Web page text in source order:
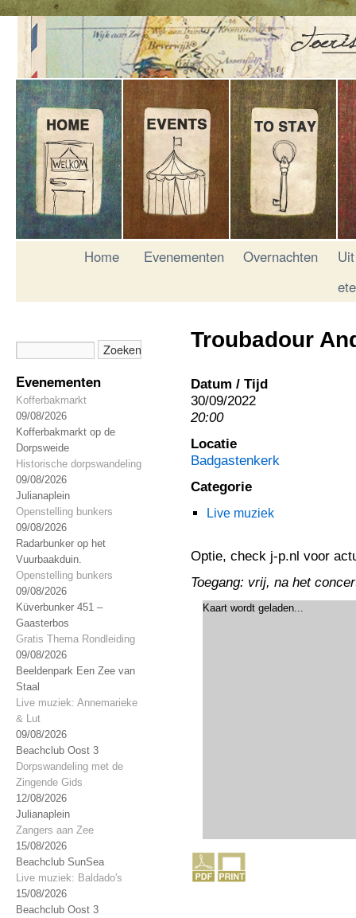
Home Evenementen Overnachten
Uit
Evenementen
Kofferbakmarkt
09/08/2026
Kofferbakmarkt op de
Dorpsweide
Historische dorpswandeling
09/08/2026
Julianaplein
Openstelling bunkers
09/08/2026
Radarbunker op het
Vuurbaakduin.
Openstelling bunkers
09/08/2026
Küverbunker 451 –
Gaasterbos
Gratis Thema Rondleiding
09/08/2026
Beeldenpark Een Zee van
Staal
Live muziek: Annemarieke
& Lut
09/08/2026
Beachclub Oost 3
Dorpswandeling met de
Zingende Gids
12/08/2026
Julianaplein
Zangers aan Zee
15/08/2026
Beachclub SunSea
Live muziek: Baldado's
15/08/2026
Beachclub Oost 3
Troubadour
Datum / Tijd
30/09/2022
20:00
Locatie
Badgastenkerk
Categorie
Live muziek
Optie, check j-p.nl voor
Toegang: vrij, na het
Kaart wordt geladen...